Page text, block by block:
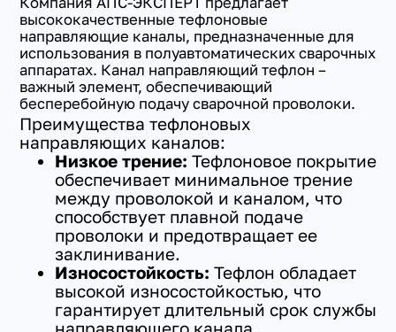
высококачественные тефлоновые
направляющие каналы, предназначенные для
использования в полуавтоматических сварочных
аппаратах. Канал направляющий тефлон –
важный элемент, обеспечивающий
бесперебойную подачу сварочной проволоки.
Преимущества тефлоновых
направляющих каналов:
Низкое трение: Тефлоновое покрытие
обеспечивает минимальное трение
между проволокой и каналом, что
способствует плавной подаче
проволоки и предотвращает ее
заклинивание.
Износостойкость: Тефлон обладает
высокой износостойкостью, что
гарантирует длительный срок службы
направляющего канала.